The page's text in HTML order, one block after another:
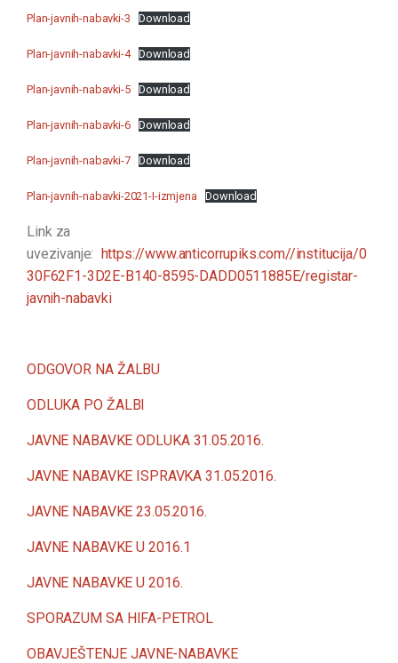
Plan-javnih-nabavki-3 Download
Plan-javnih-nabavki-4 Download
Plan-javnih-nabavki-5 Download
Plan-javnih-nabavki-6 Download
Plan-javnih-nabavki-7 Download
Plan-javnih-nabavki-2021-I-izmjena Download
Link za
uvezivanje: https://www.anticorrupiks.com//institucija/0
30F62F1-3D2E-B140-8595-DADD0511885E/registar-
javnih-nabavki
ODGOVOR NA ŽALBU
ODLUKA PO ŽALBI
JAVNE NABAVKE ODLUKA 31.05.2016.
JAVNE NABAVKE ISPRAVKA 31.05.2016.
JAVNE NABAVKE 23.05.2016.
JAVNE NABAVKE U 2016.1
JAVNE NABAVKE U 2016.
SPORAZUM SA HIFA-PETROL
OBAVJEŠTENJE JAVNE-NABAVKE